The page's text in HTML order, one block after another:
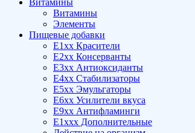
Витамины
Элементы
Пищевые добавки
E1xx Красители
E2xx Консерванты
E3xx Антиоксиданты
E4xx Стабилизаторы
E5xx Эмульгаторы
E6xx Усилители вкуса
E9xx Антифламинги
E1xxx Дополнительные